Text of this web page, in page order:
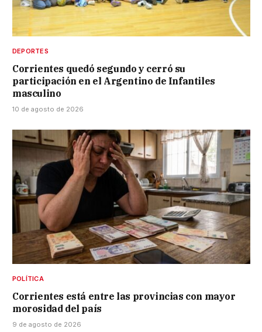
DEPORTES
Corrientes quedó segundo y cerró su
participación en el Argentino de Infantiles
masculino
10 de agosto de 2026
POLÍTICA
Corrientes está entre las provincias con mayor
morosidad del país
9 de agosto de 2026